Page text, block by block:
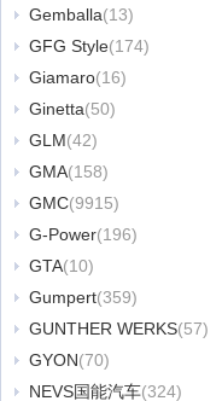
Gemballa(13)
GFG Style(174)
Giamaro(16)
Ginetta(50)
GLM(42)
GMA(158)
GMC(9915)
G-Power(196)
GTA(10)
Gumpert(359)
GUNTHER WERKS(57)
GYON(70)
NEVS国能汽车(324)